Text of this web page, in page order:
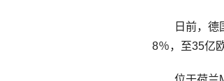
日前，德国
8％，至35亿